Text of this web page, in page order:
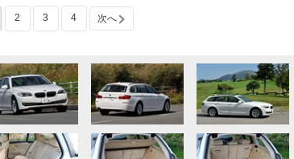
2 3 4 次へ